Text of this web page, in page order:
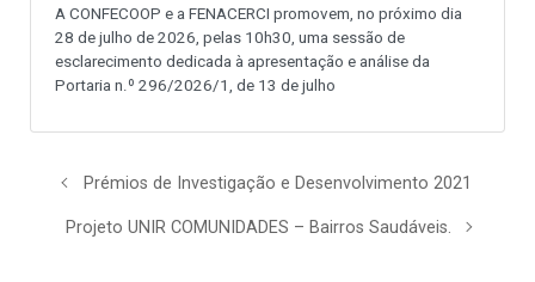
A CONFECOOP e a FENACERCI promovem, no próximo dia
28 de julho de 2026, pelas 10h30, uma sessão de
esclarecimento dedicada à apresentação e análise da
Portaria n.º 296/2026/1, de 13 de julho
Prémios de Investigação e Desenvolvimento 2021
Projeto UNIR COMUNIDADES – Bairros Saudáveis.